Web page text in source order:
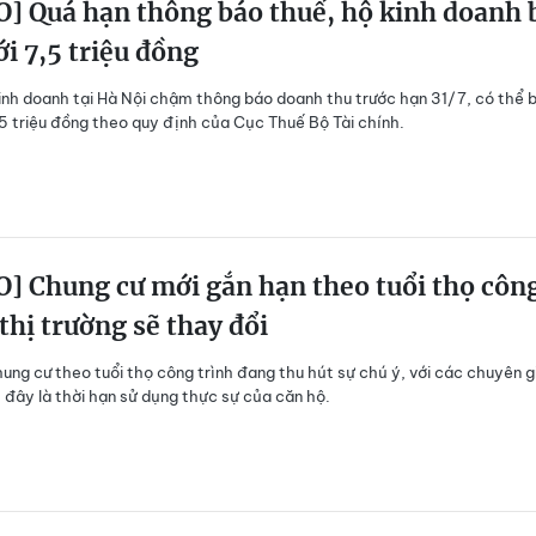
Quá hạn thông báo thuế, hộ kinh doanh
7,5 triệu đồng
doanh tại Hà Nội chậm thông báo doanh thu trước hạn 31/7, có thể
triệu đồng theo quy định của Cục Thuế Bộ Tài chính.
Chung cư mới gắn hạn theo tuổi thọ
trường sẽ thay đổi
cư theo tuổi thọ công trình đang thu hút sự chú ý, với các chuyên
đây là thời hạn sử dụng thực sự của căn hộ.